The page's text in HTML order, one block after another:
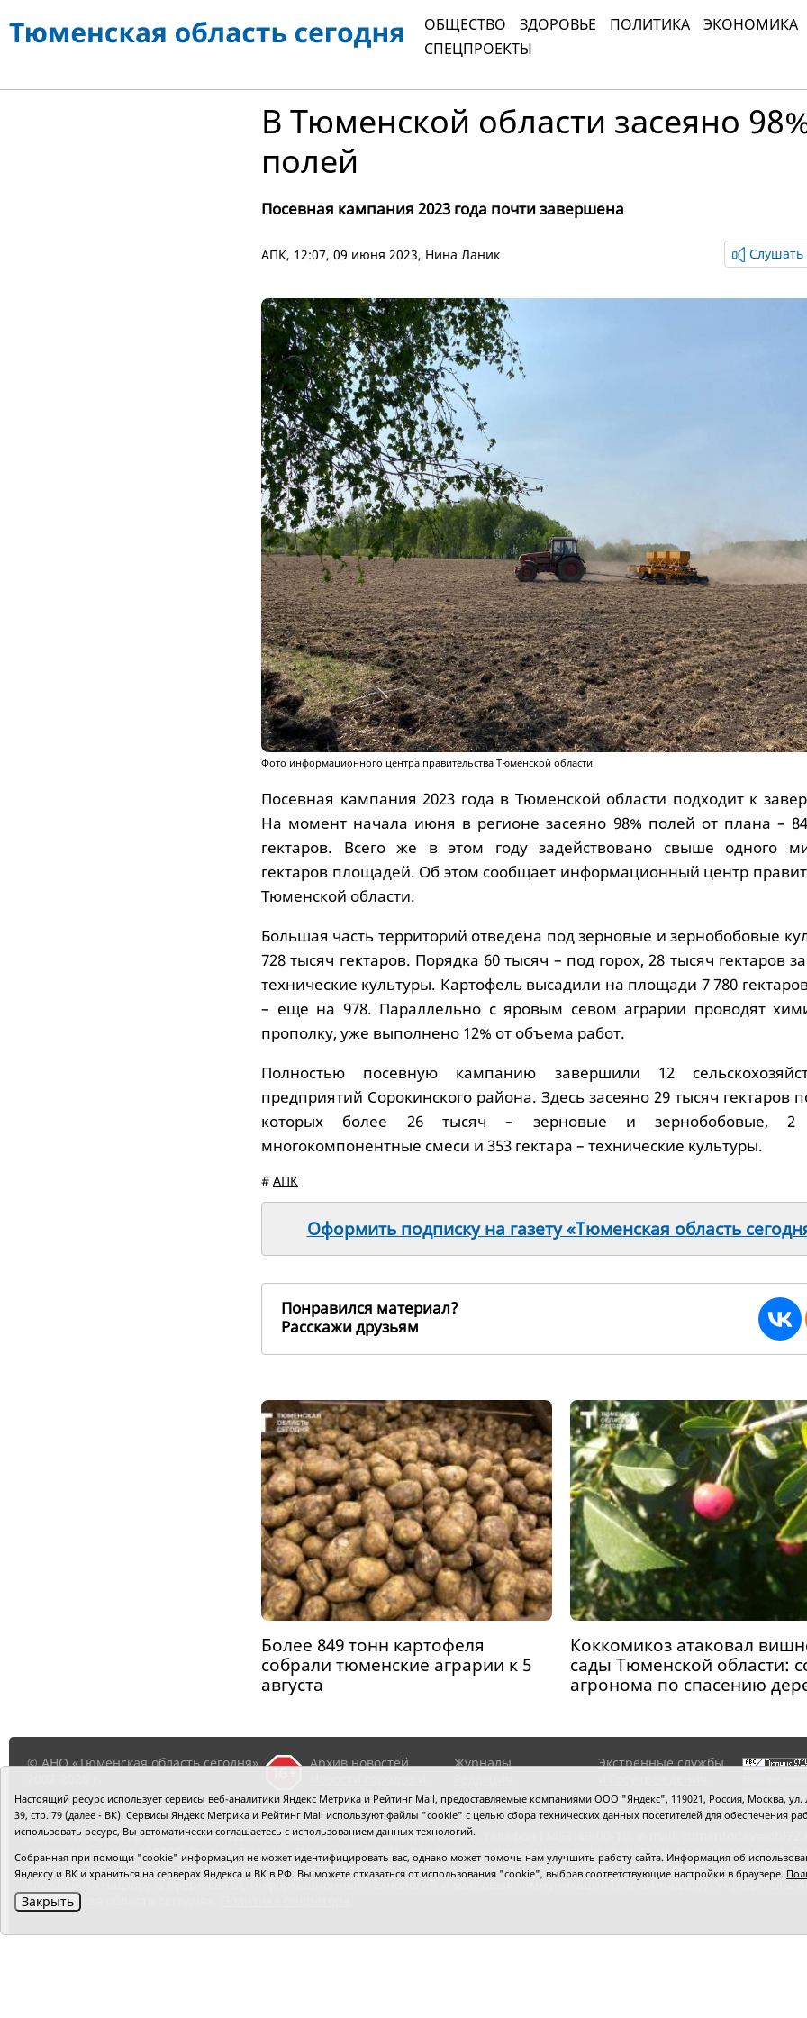
ОБЩЕСТВО ЗДОРОВЬЕ ПОЛИТИКА
ЭКОНОМИКА
СПЕЦПРОЕКТЫ
В Тюменской области засеяно
полей
Посевная кампания 2023 года почти завершена
АПК, 12:07, 09 июня 2023, Нина Ланик Слушать
Фото информационного центра правительства Тюменской области
Посевная кампания 2023 года в Тюменской области подходит к
На момент начала июня в регионе засеяно 98% полей от плана –
гектаров. Всего же в этом году задействовано свыше одного
гектаров площадей. Об этом сообщает информационный центр
Тюменской области.
Большая часть территорий отведена под зерновые и зернобобовые
728 тысяч гектаров. Порядка 60 тысяч – под горох, 28 тысяч гектаров
технические культуры. Картофель высадили на площади 7 780
– еще на 978. Параллельно с яровым севом аграрии проводят
прополку, уже выполнено 12% от объема работ.
Полностью посевную кампанию завершили 12
предприятий Сорокинского района. Здесь засеяно 29 тысяч гектаров
которых более 26 тысяч – зерновые и зернобобовые,
многокомпонентные смеси и 353 гектара – технические культуры.
# АПК
Оформить подписку на газету «Тюменская область
Понравился материал?
Расскажи друзьям
Более 849 тонн картофеля
собрали тюменские аграрии к 5
августа
Коккомикоз атаковал
сады Тюменской области:
агронома по спасению
© АНО «Тюменская область сегодня»,
Архив новостей
районов ТО
Журналы
RSS поток
Экстренные службы
Сведения об
организации
выделите
нажмите
Главный редактор Рябков А.В. Редакция: 625002, Тюмень, Осипенко, 81,
Адрес для писем: 625000, Россия, Тюмень, Почтамт, а/я 371. Для пресс-релизов: tumentoday@obl72.ru. Отдел писем: тел.
Регистрация СМИ: Сетевое издание «Интернет-газета «Тюменская область сегодня», свидетельство о регистрации СМИ
службой по надзору в сфере связи, информационных технологий и массовых коммуникаций (Роскомнадзор). Учредитель:
«Тюменская область сегодня».
Настоящий ресурс использует сервисы веб-аналитики Яндекс Метрика и Рейтинг Mail, предоставляемые компаниями ООО "Яндекс", 119021, Россия, Москва,
39, стр. 79 (далее - ВК). Сервисы Яндекс Метрика и Рейтинг Mail используют файлы "cookie" с целью сбора технических данных посетителей для обеспечения
использовать ресурс, Вы автоматически соглашаетесь с использованием данных технологий.
Собранная при помощи "cookie" информация не может идентифицировать вас, однако может помочь нам улучшить работу сайта. Информация об
Яндексу и ВК и храниться на серверах Яндекса и ВК в РФ. Вы можете отказаться от использования "cookie", выбрав соответствующие настройки в браузере.
Закрыть